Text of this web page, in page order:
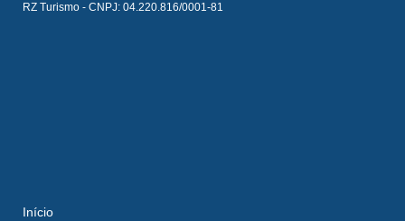
RZ Turismo - CNPJ: 04.220.816/0001-81
Início